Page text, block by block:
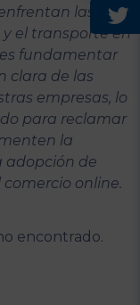
las
el transporte en
fundamentar
clara de las
empresas, lo
para reclamar
la
adopción de
online.
encontrado.